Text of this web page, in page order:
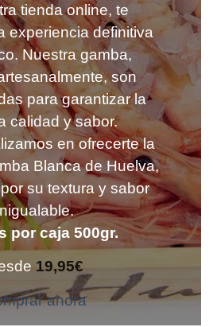
tienda online, te
experiencia definitiva
Nuestra gamba,
son
para garantizar la
calidad y sabor.
en ofrecerte la
Blanca de Huelva,
su textura y sabor
por caja 500gr.
19,95€
ahora